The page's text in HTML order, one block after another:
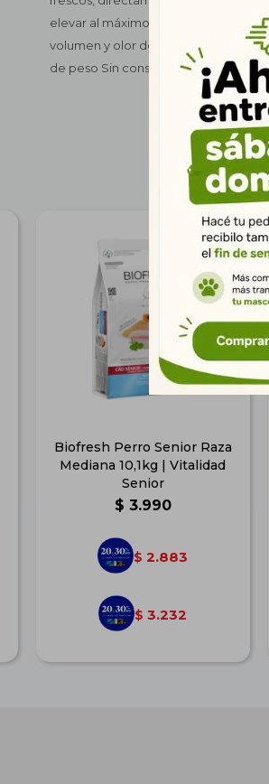
elevar al máximo nivel la nutrición de
volumen y olor de las heces
de peso Sin conservantes ni
Biofresh Perro Senior Raza
Mediana 10,1kg | Vitalidad
Senior
$ 3.990
$ 2.883
$ 3.232